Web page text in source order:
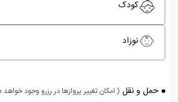
کودک
نوزاد
حمل و نقل ( امکان تغییر پروازها در رزرو وجود